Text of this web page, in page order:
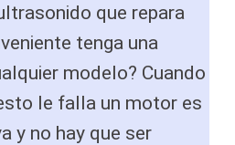
que repara
tenga una
modelo? Cuando
le falla un motor es
y no hay que ser